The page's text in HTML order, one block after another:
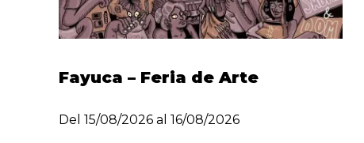
Fayuca – Feria de Arte
Del 15/08/2026 al 16/08/2026